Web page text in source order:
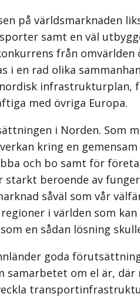
på världsmarknaden
samt en väl
från omvärlden
en rad olika
med övriga Europa.
i Norden. Som
kring en
och bo samt för
beroende av
såväl som vår
i världen som
en sådan lösning
goda
om el är, där